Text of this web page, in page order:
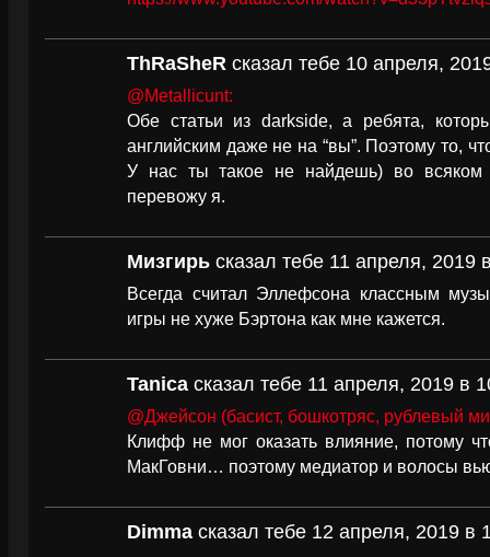
ThRaSheR сказал тебе 10 апреля,
@Metallicunt:
Обе статьи из darkside, а ребята,
английским даже не на “вы”. Поэтому то,
У нас ты такое не найдешь) во всяком
перевожу я.
Мизгирь сказал тебе 11 апреля, 2019
Всегда считал Эллефсона классным
игры не хуже Бэртона как мне кажется.
Tanica сказал тебе 11 апреля, 2019 в
@Джейсон (басист, бошкотряс, рублевый
Клифф не мог оказать влияние, потому
МакГовни… поэтому медиатор и волосы
Dimma сказал тебе 12 апреля, 2019 в